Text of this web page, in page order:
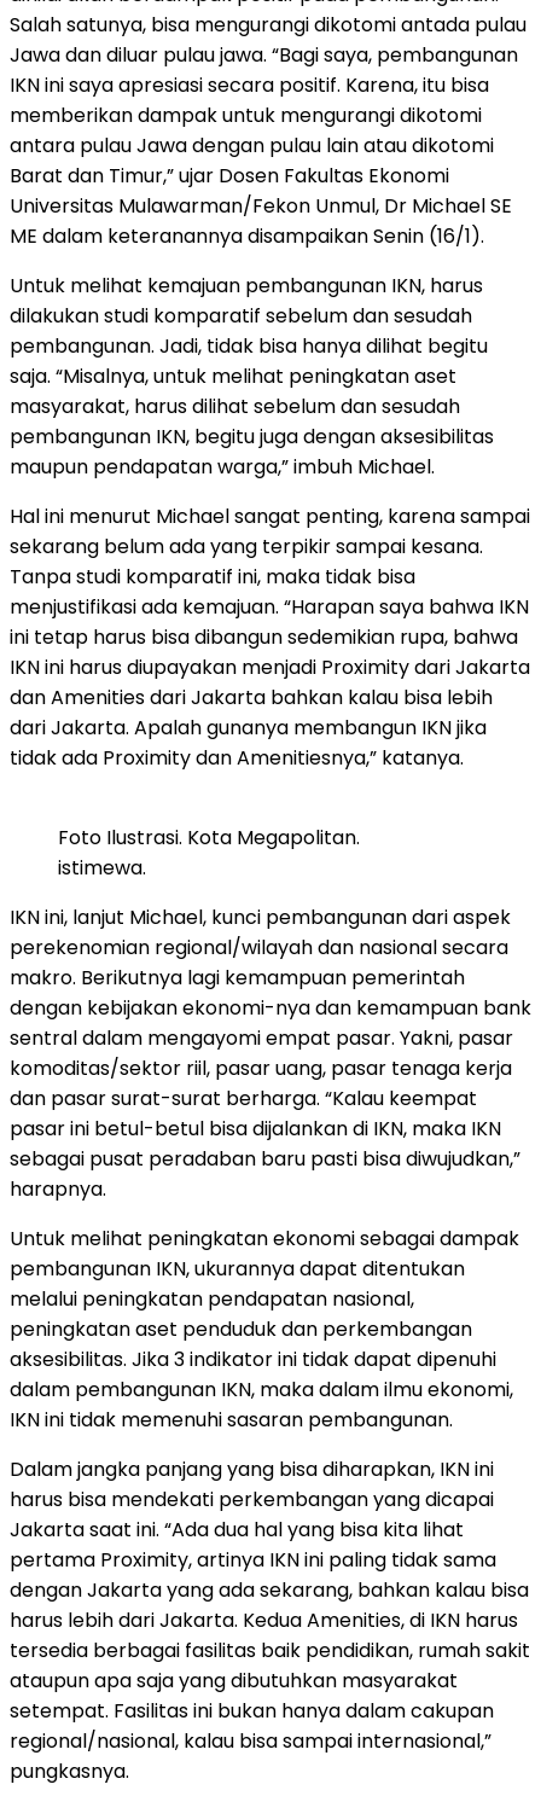
Salah satunya, bisa mengurangi dikotomi antada pulau
Jawa dan diluar pulau jawa. “Bagi saya, pembangunan
IKN ini saya apresiasi secara positif. Karena, itu bisa
memberikan dampak untuk mengurangi dikotomi
antara pulau Jawa dengan pulau lain atau dikotomi
Barat dan Timur,” ujar Dosen Fakultas Ekonomi
Universitas Mulawarman/Fekon Unmul, Dr Michael SE
ME dalam keteranannya disampaikan Senin (16/1).
Untuk melihat kemajuan pembangunan IKN, harus
dilakukan studi komparatif sebelum dan sesudah
pembangunan. Jadi, tidak bisa hanya dilihat begitu
saja. “Misalnya, untuk melihat peningkatan aset
masyarakat, harus dilihat sebelum dan sesudah
pembangunan IKN, begitu juga dengan aksesibilitas
maupun pendapatan warga,” imbuh Michael.
Hal ini menurut Michael sangat penting, karena sampai
sekarang belum ada yang terpikir sampai kesana.
Tanpa studi komparatif ini, maka tidak bisa
menjustifikasi ada kemajuan. “Harapan saya bahwa IKN
ini tetap harus bisa dibangun sedemikian rupa, bahwa
IKN ini harus diupayakan menjadi Proximity dari Jakarta
dan Amenities dari Jakarta bahkan kalau bisa lebih
dari Jakarta. Apalah gunanya membangun IKN jika
tidak ada Proximity dan Amenitiesnya,” katanya.
Foto Ilustrasi. Kota Megapolitan.
istimewa.
IKN ini, lanjut Michael, kunci pembangunan dari aspek
perekenomian regional/wilayah dan nasional secara
makro. Berikutnya lagi kemampuan pemerintah
dengan kebijakan ekonomi-nya dan kemampuan bank
sentral dalam mengayomi empat pasar. Yakni, pasar
komoditas/sektor riil, pasar uang, pasar tenaga kerja
dan pasar surat-surat berharga. “Kalau keempat
pasar ini betul-betul bisa dijalankan di IKN, maka IKN
sebagai pusat peradaban baru pasti bisa diwujudkan,”
harapnya.
Untuk melihat peningkatan ekonomi sebagai dampak
pembangunan IKN, ukurannya dapat ditentukan
melalui peningkatan pendapatan nasional,
peningkatan aset penduduk dan perkembangan
aksesibilitas. Jika 3 indikator ini tidak dapat dipenuhi
dalam pembangunan IKN, maka dalam ilmu ekonomi,
IKN ini tidak memenuhi sasaran pembangunan.
Dalam jangka panjang yang bisa diharapkan, IKN ini
harus bisa mendekati perkembangan yang dicapai
Jakarta saat ini. “Ada dua hal yang bisa kita lihat
pertama Proximity, artinya IKN ini paling tidak sama
dengan Jakarta yang ada sekarang, bahkan kalau bisa
harus lebih dari Jakarta. Kedua Amenities, di IKN harus
tersedia berbagai fasilitas baik pendidikan, rumah sakit
ataupun apa saja yang dibutuhkan masyarakat
setempat. Fasilitas ini bukan hanya dalam cakupan
regional/nasional, kalau bisa sampai internasional,”
pungkasnya.